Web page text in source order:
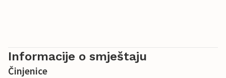
Informacije o smještaju
Činjenice